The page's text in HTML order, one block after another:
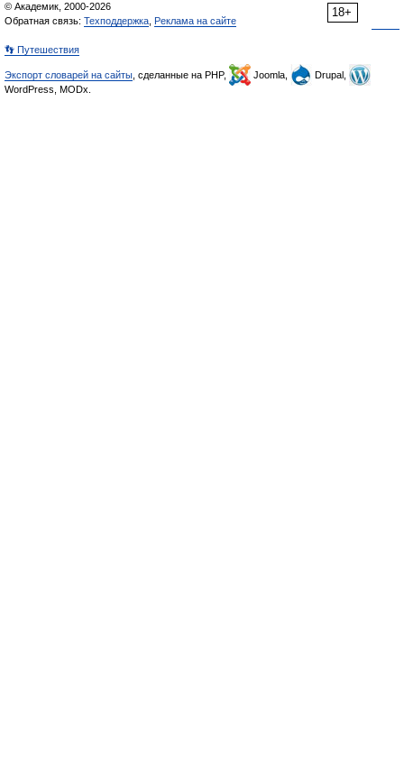
18+
© Академик, 2000-2026
Обратная связь: Техподдержка Реклама на сайте
👣 Путешествия
Экспорт словарей на сайты , сделанные на PHP, Joomla,
Drupal,
WordPress, MODx.